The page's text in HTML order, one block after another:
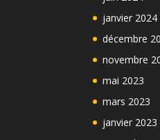
janvier 2024
décembre
novembre
mai 2023
mars 2023
janvier 2023